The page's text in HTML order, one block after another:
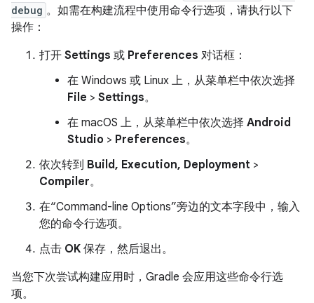
debug 。如需在构建流程中使用命令行选项，请执行以下
操作：
打开 Settings 或 Preferences 对话框：
在 Windows 或 Linux 上，从菜单栏中依次选择
File > Settings。
在 macOS 上，从菜单栏中依次选择 Android
Studio > Preferences。
依次转到 Build, Execution, Deployment >
Compiler。
在“Command-line Options”旁边的文本字段中，输入
您的命令行选项。
点击 OK 保存，然后退出。
当您下次尝试构建应用时，Gradle 会应用这些命令行选
项。